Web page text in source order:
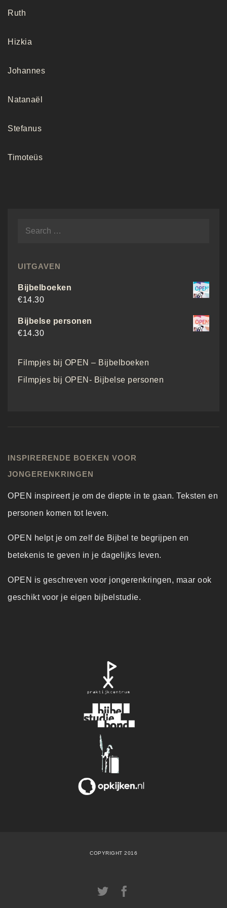
Ruth
Hizkia
Johannes
Natanaël
Stefanus
Timoteüs
UITGAVEN
Bijbelboeken
€14.30
Bijbelse personen
€14.30
Filmpjes bij OPEN – Bijbelboeken
Filmpjes bij OPEN- Bijbelse personen
INSPIRERENDE BOEKEN VOOR
JONGERENKRINGEN
OPEN inspireert je om de diepte in te gaan. Teksten en
personen komen tot leven.
OPEN helpt je om zelf de Bijbel te begrijpen en
betekenis te geven in je dagelijks leven.
OPEN is geschreven voor jongerenkringen, maar ook
geschikt voor je eigen bijbelstudie.
COPYRIGHT 2016